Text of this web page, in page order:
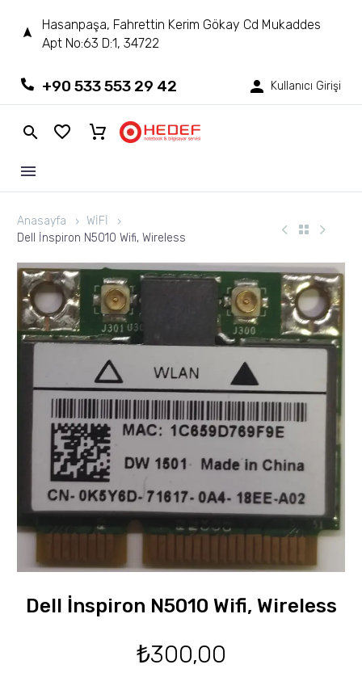
Hasanpaşa, Fahrettin Kerim Gökay Cd Mukaddes
Apt No:63 D:1, 34722
+90 533 553 29 42 Kullanıcı Girişi
Anasayfa
WİFİ
Dell İnspiron N5010 Wifi, Wireless
Dell İnspiron N5010 Wifi, Wireless
₺300,00